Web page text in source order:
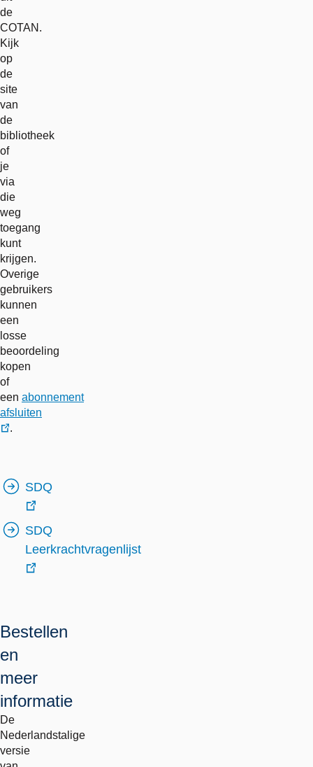
de
COTAN.
Kijk
op
de
site
van
de
bibliotheek
of
je
via
die
weg
toegang
kunt
krijgen.
Overige
gebruikers
kunnen
een
losse
beoordeling
kopen
of
een abonnement
afsluiten
.
SDQ
externe
link
SDQ
Leerkrachtvragenlijst
Bestellen
en
meer
informatie
De
Nederlandstalige
versie